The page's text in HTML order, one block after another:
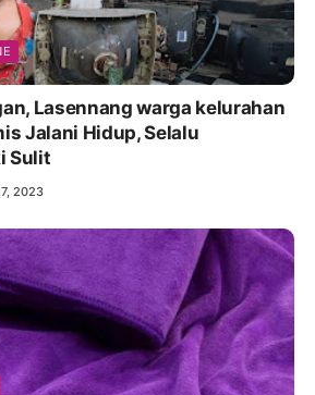
Lasennang warga kelurahan
Jalani Hidup, Selalu
Sulit
2023